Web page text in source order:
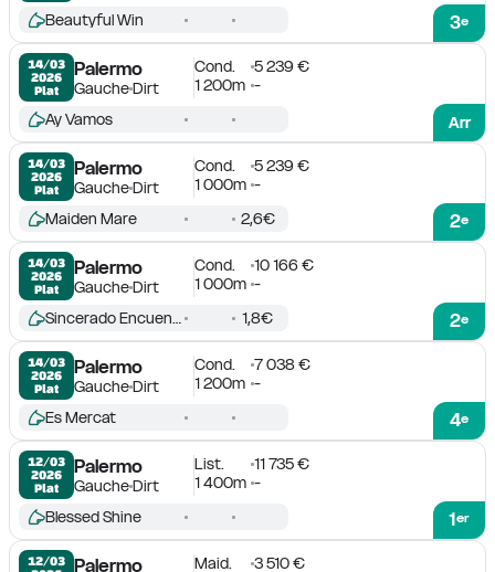
3e
Beautyful Win
14/03
2026
Plat
Palermo
GaucheDirt
Cond.
5 239 €
1 200m -
Arr
Ay Vamos
14/03
2026
Plat
Palermo
GaucheDirt
Cond.
5 239 €
1 000m -
2e
Maiden Mare 2,6€
14/03
2026
Plat
Palermo
GaucheDirt
Cond.
10 166 €
1 000m -
2e
Sincerado Encuentro 1,8€
14/03
2026
Plat
Palermo
GaucheDirt
Cond.
7 038 €
1 200m -
4e
Es Mercat
12/03
2026
Plat
Palermo
GaucheDirt
List.
11 735 €
1 400m -
1er
Blessed Shine
12/03
Palermo Maid.
3 510 €